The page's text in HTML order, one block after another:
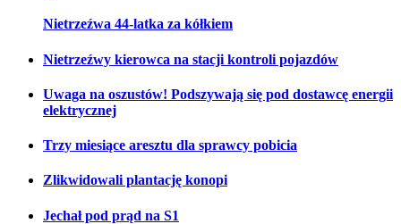
Nietrzeźwa 44-latka za kółkiem
Nietrzeźwy kierowca na stacji kontroli pojazdów
Uwaga na oszustów! Podszywają się pod dostawcę energii
elektrycznej
Trzy miesiące aresztu dla sprawcy pobicia
Zlikwidowali plantację konopi
Jechał pod prąd na S1